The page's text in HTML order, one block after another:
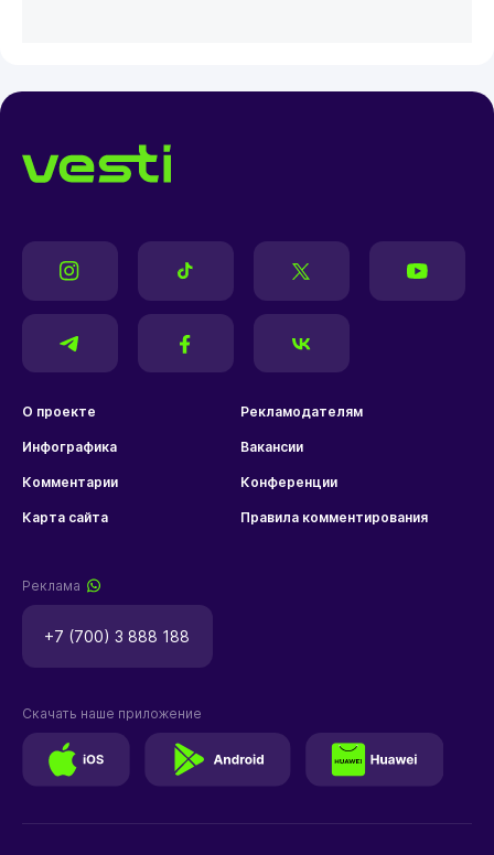
О проекте Рекламодателям
Инфографика Вакансии
Комментарии Конференции
Карта сайта Правила комментирования
Реклама
+7 (700) 3 888 188
Скачать наше приложение